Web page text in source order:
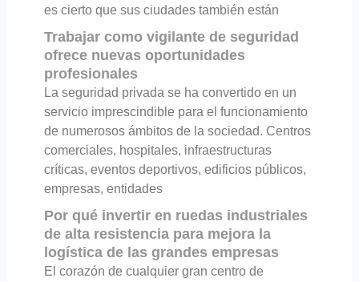
es cierto que sus ciudades también están
Trabajar como vigilante de seguridad
ofrece nuevas oportunidades
profesionales
La seguridad privada se ha convertido en un
servicio imprescindible para el funcionamiento
de numerosos ámbitos de la sociedad. Centros
comerciales, hospitales, infraestructuras
críticas, eventos deportivos, edificios públicos,
empresas, entidades
Por qué invertir en ruedas industriales
de alta resistencia para mejora la
logística de las grandes empresas
El corazón de cualquier gran centro de